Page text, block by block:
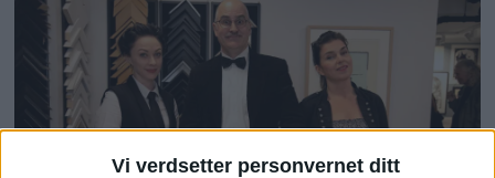
Vi verdsetter personvernet ditt
næringsliv